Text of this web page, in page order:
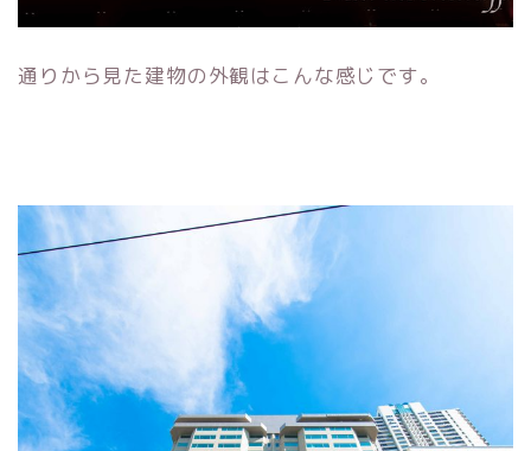
通りから見た建物の外観はこんな感じです。